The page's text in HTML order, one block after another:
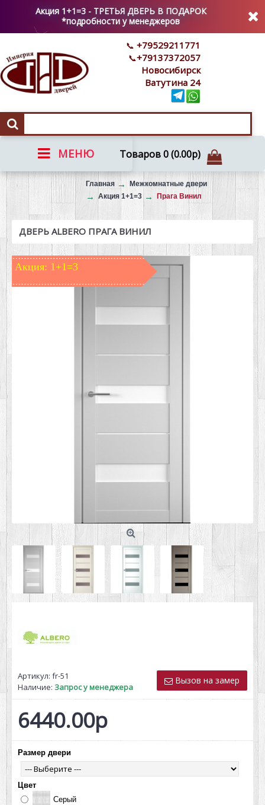
Акция 1+1=3 - ТРЕТЬЯ ДВЕРЬ В ПОДАРОК
*подробности у менеджеров
Товаров 0 (0.00р)
+79529211771
+79137372057
Новосибирск
Ватутина 24
МЕНЮ
Вызов на замер Главная
Межкомнатные двери
Акция 1+1=3
Прага Винил
ДВЕРЬ ALBERO ПРАГА ВИНИЛ
Акция: 1+1=3
Вызов на замер
Артикул: fr-51
Наличие: Запрос у менеджера
6440.00р
Размер двери
Цвет
Серый